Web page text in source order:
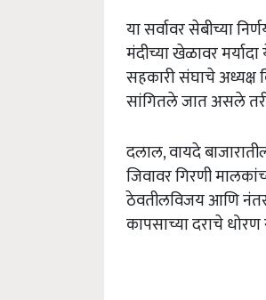
या सर्वावर सेबीच्या
मंदीच्या खेळावर
सहकारी संघाचे अध्यक्ष
सांगितले जात असले
दलाल, वायदे
जिवावर गिरणी
ठेवतीलविजय आणि
कापसाच्या दराचे